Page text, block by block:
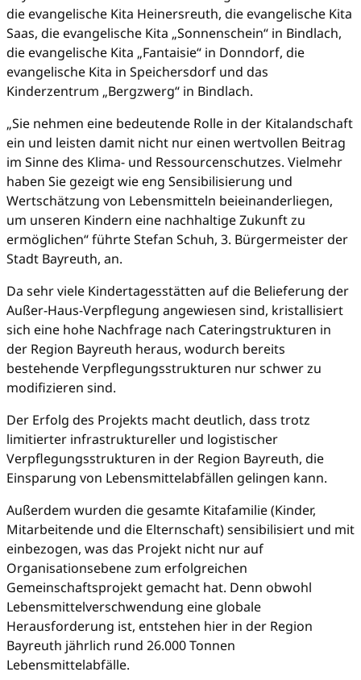
die evangelische Kita Heinersreuth, die evangelische Kita
Saas, die evangelische Kita „Sonnenschein“ in Bindlach,
die evangelische Kita „Fantaisie“ in Donndorf, die
evangelische Kita in Speichersdorf und das
Kinderzentrum „Bergzwerg“ in Bindlach.
„Sie nehmen eine bedeutende Rolle in der Kitalandschaft
ein und leisten damit nicht nur einen wertvollen Beitrag
im Sinne des Klima- und Ressourcenschutzes. Vielmehr
haben Sie gezeigt wie eng Sensibilisierung und
Wertschätzung von Lebensmitteln beieinanderliegen,
um unseren Kindern eine nachhaltige Zukunft zu
ermöglichen“ führte Stefan Schuh, 3. Bürgermeister der
Stadt Bayreuth, an.
Da sehr viele Kindertagesstätten auf die Belieferung der
Außer-Haus-Verpflegung angewiesen sind, kristallisiert
sich eine hohe Nachfrage nach Cateringstrukturen in
der Region Bayreuth heraus, wodurch bereits
bestehende Verpflegungsstrukturen nur schwer zu
modifizieren sind.
Der Erfolg des Projekts macht deutlich, dass trotz
limitierter infrastruktureller und logistischer
Verpflegungsstrukturen in der Region Bayreuth, die
Einsparung von Lebensmittelabfällen gelingen kann.
Außerdem wurden die gesamte Kitafamilie (Kinder,
Mitarbeitende und die Elternschaft) sensibilisiert und mit
einbezogen, was das Projekt nicht nur auf
Organisationsebene zum erfolgreichen
Gemeinschaftsprojekt gemacht hat. Denn obwohl
Lebensmittelverschwendung eine globale
Herausforderung ist, entstehen hier in der Region
Bayreuth jährlich rund 26.000 Tonnen
Lebensmittelabfälle.